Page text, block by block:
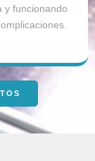
y funcionando